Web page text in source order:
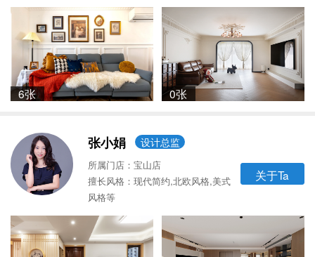
6张 0张
张小娟 设计总监
所属门店：宝山店
擅长风格：现代简约,北欧风格,美式
风格等
关于Ta